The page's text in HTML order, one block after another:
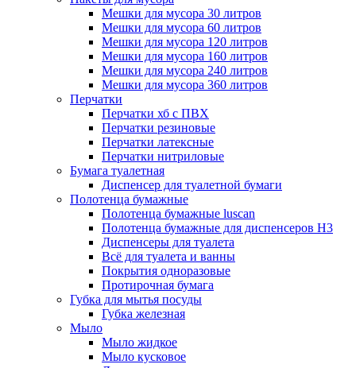
Мешки для мусора 30 литров
Мешки для мусора 60 литров
Мешки для мусора 120 литров
Мешки для мусора 160 литров
Мешки для мусора 240 литров
Мешки для мусора 360 литров
Перчатки
Перчатки хб с ПВХ
Перчатки резиновые
Перчатки латексные
Перчатки нитриловые
Бумага туалетная
Диспенсер для туалетной бумаги
Полотенца бумажные
Полотенца бумажные luscan
Полотенца бумажные для диспенсеров H3
Диспенсеры для туалета
Всё для туалета и ванны
Покрытия одноразовые
Протирочная бумага
Губка для мытья посуды
Губка железная
Мыло
Мыло жидкое
Мыло кусковое